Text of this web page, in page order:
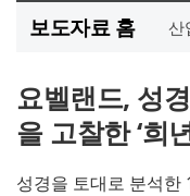
보도자료 홈 산
요벨랜드, 성
을 고찰한 ‘희
성경을 토대로 분석